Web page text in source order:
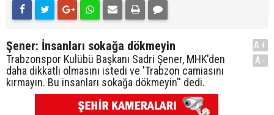
Şener: İnsanları sokağa dökmeyin
Trabzonspor Kulübü Başkanı Sadri Şener, MHK'den
daha dikkatli olmasını istedi ve 'Trabzon camiasını
kırmayın. Bu insanları sokağa dökmeyin'' dedi.
A+
A-